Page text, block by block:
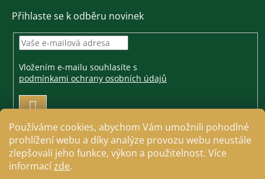
Používáme cookies, abychom Vám umožnili pohodlné
prohlížení webu a díky analýze provozu webu neustále
zlepšovali jeho funkce, výkon a použitelnost. Více
informacízde.
Přihlaste se k odběru novinek
Vložením e-mailu souhlasíte s
podmínkami ochrany osobních údajů
PŘIHLÁSIT